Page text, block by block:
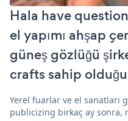
Hala have
el yapımı ahşap
güneş gözlüğü
crafts sahip
Yerel fuarlar ve el sanatları
publicizing birkaç ay sonra,